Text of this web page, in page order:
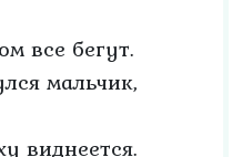
все бегут.
мальчик,
виднеется.